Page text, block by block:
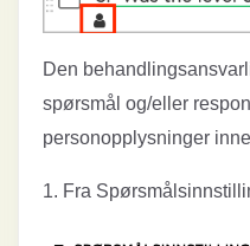
Den
spørsmål og/eller
personopplysninger
1. Fra